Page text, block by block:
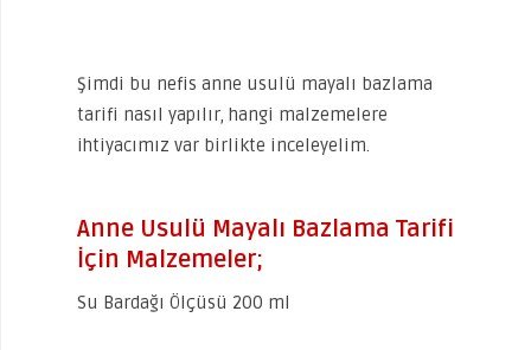
Şimdi bu nefis anne usulü mayalı bazlama
tarifi nasıl yapılır, hangi malzemelere
ihtiyacımız var birlikte inceleyelim.
Anne Usulü Mayalı Bazlama Tarifi
İçin Malzemeler;
Su Bardağı Ölçüsü 200 ml